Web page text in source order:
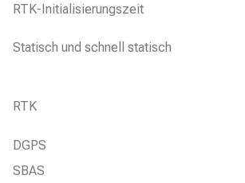
RTK-Initialisierungszeit
Statisch und schnell statisch
RTK
DGPS
SBAS